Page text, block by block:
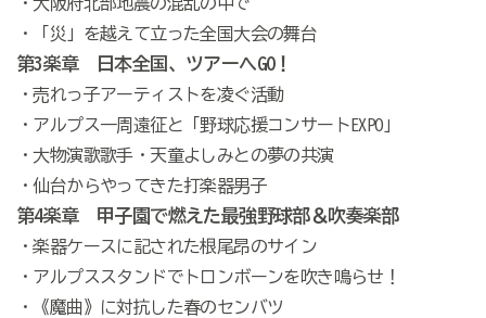
・大阪府北部地震の混乱の中で
・「災」を越えて立った全国大会の舞台
第3楽章 日本全国、ツアーへGO！
・売れっ子アーティストを凌ぐ活動
・アルプス一周遠征と「野球応援コンサートEXPO」
・大物演歌歌手・天童よしみとの夢の共演
・仙台からやってきた打楽器男子
第4楽章 甲子園で燃えた最強野球部＆吹奏楽部
・楽器ケースに記された根尾昂のサイン
・アルプススタンドでトロンボーンを吹き鳴らせ！
・《魔曲》に対抗した春のセンバツ